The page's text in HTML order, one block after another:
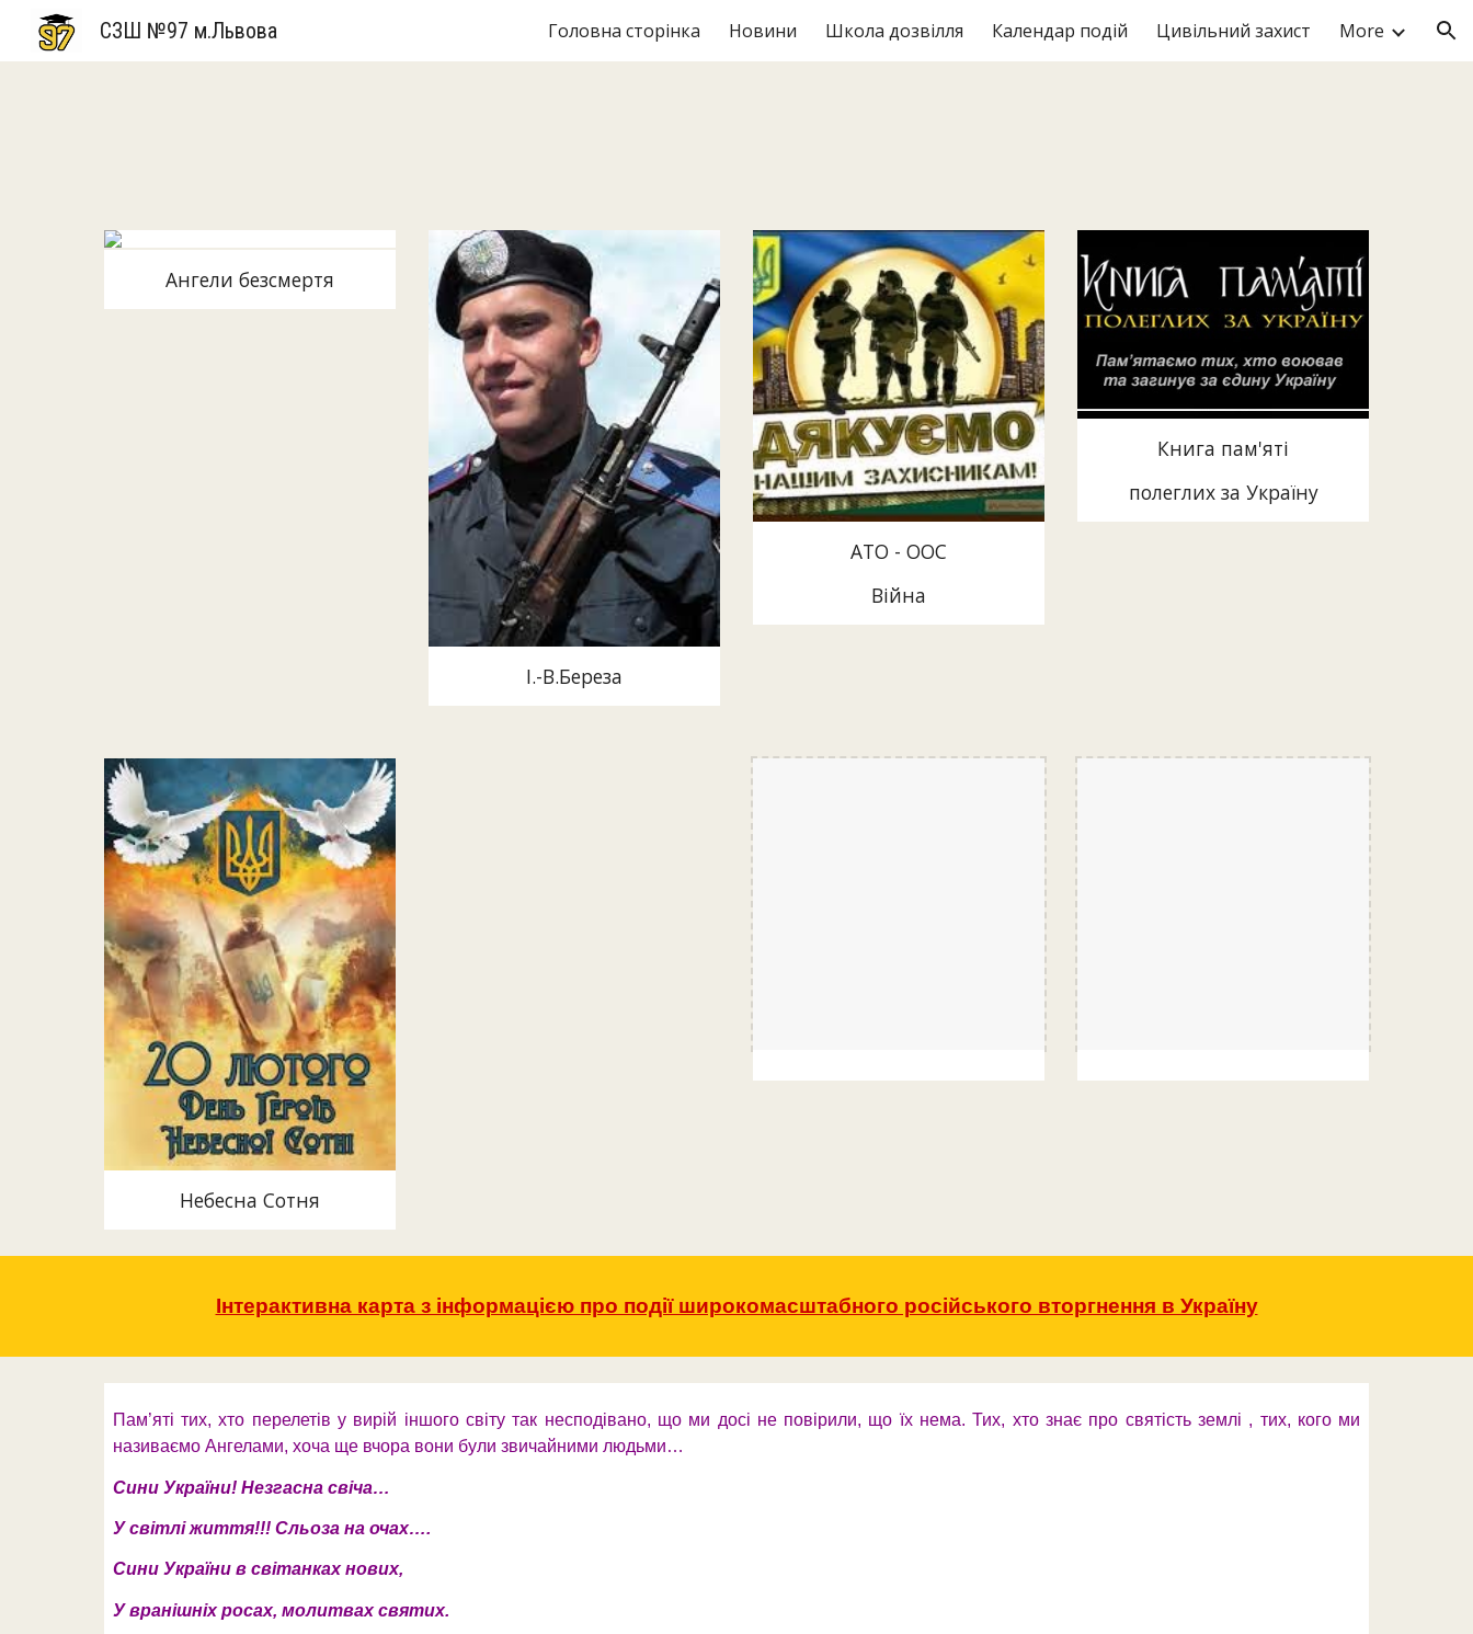
Skip to main content Skip to navigation
СЗШ №97 м.Львова Головна сторінка Новини Школа дозвілля Календар подій Цивільний захист More
Ангели безсмертя
І.-В.Береза
АТО - ООС
Війна
Книга пам'яті
полеглих за Україну
Небесна Сотня
Інтерактивна карта з інформацією про події широкомасштабного російського вторгнення в Україну
Пам’яті тих, хто перелетів у вирій іншого світу так несподівано, що ми досі не повірили, що їх нема. Тих, хто знає про святість землі , тих, кого ми
називаємо Ангелами, хоча ще вчора вони були звичайними людьми…
Сини України! Незгасна свіча…
У світлі життя!!! Сльоза на очах….
Сини України в світанках нових,
У вранішніх росах, молитвах святих.